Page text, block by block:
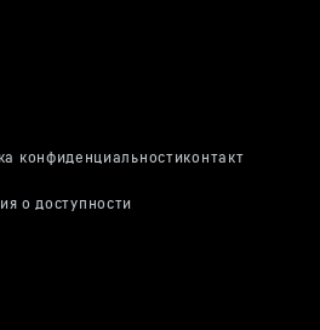
для подъема
и транспортировки людей.